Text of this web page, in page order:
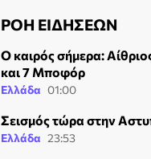
ΡΟΗ ΕΙΔΗΣΕΩΝ
Ο καιρός σήμερα:
και 7 Μποφόρ
Ελλάδα 01:00
Σεισμός τώρα στην
Ελλάδα 23:53